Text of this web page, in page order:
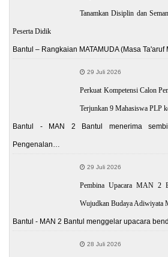
Tanamkan Disiplin dan
Peserta Didik
Bantul – Rangkaian MATAMUDA (Masa
29 Juli 2026
Perkuat Kompetensi Calon
Terjunkan 9 Mahasiswa PLP
Bantul - MAN 2 Bantul menerima
Pengenalan…
29 Juli 2026
Pembina Upacara MAN 2
Wujudkan Budaya Adiwiyata
Bantul - MAN 2 Bantul menggelar upacara
28 Juli 2026